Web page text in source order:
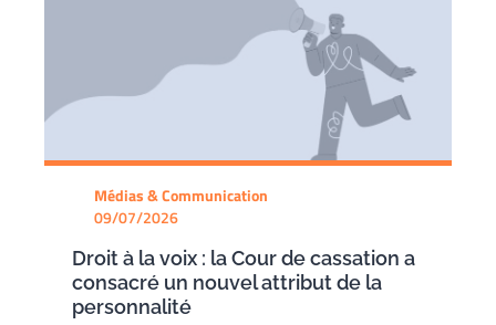
Médias & Communication
09/07/2026
Droit à la voix : la Cour de cassation a
consacré un nouvel attribut de la
personnalité